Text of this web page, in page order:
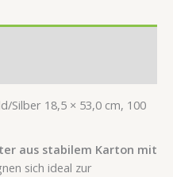
Silber 18,5 × 53,0 cm, 100
aus stabilem Karton mit
sich ideal zur